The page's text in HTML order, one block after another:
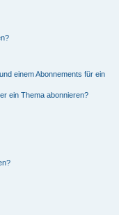
einem Abonnements für ein
ein Thema abonnieren?